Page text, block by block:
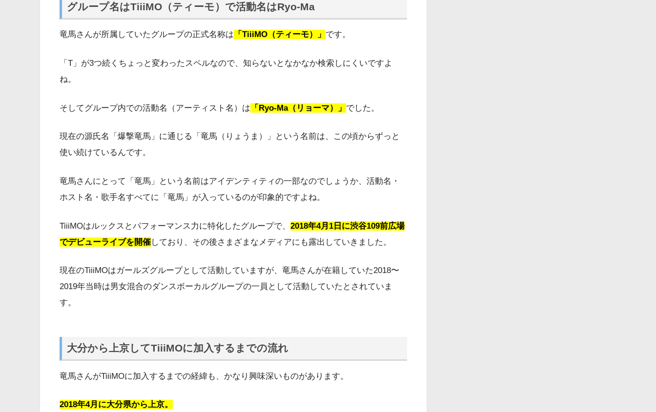
グループ名はTiiiMO（ティーモ）で活動名はRyo-Ma
竜馬さんが所属していたグループの正式名称は 「TiiiMO（ティーモ）」 です。
「T」が3つ続くちょっと変わったスペルなので、知らないとなかなか検索しにくいですよ
ね。
そしてグループ内での活動名（アーティスト名）は 「Ryo-Ma（リョーマ）」 でした。
現在の源氏名「爆撃竜馬」に通じる「竜馬（りょうま）」という名前は、この頃からずっと
使い続けているんです。
竜馬さんにとって「竜馬」という名前はアイデンティティの一部なのでしょうか、活動名・
ホスト名・歌手名すべてに「竜馬」が入っているのが印象的ですよね。
TiiiMOはルックスとパフォーマンス力に特化したグループで、 2018年4月1日に渋谷109前広場
でデビューライブを開催しており、その後さまざまなメディアにも露出していきました。
現在のTiiiMOはガールズグループとして活動していますが、竜馬さんが在籍していた2018〜
2019年当時は男女混合のダンスボーカルグループの一員として活動していたとされていま
す。
大分から上京してTiiiMOに加入するまでの流れ
竜馬さんがTiiiMOに加入するまでの経緯も、かなり興味深いものがあります。
2018年4月に大分県から上京。